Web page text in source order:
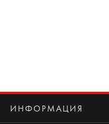
ИНФОРМАЦИЯ